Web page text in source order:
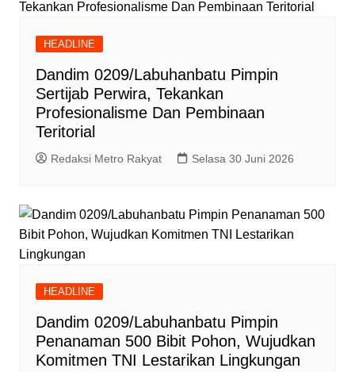
HEADLINE
Dandim 0209/Labuhanbatu Pimpin
Sertijab Perwira, Tekankan
Profesionalisme Dan Pembinaan
Teritorial
Redaksi Metro Rakyat Selasa 30 Juni 2026
HEADLINE
Dandim 0209/Labuhanbatu Pimpin
Penanaman 500 Bibit Pohon, Wujudkan
Komitmen TNI Lestarikan Lingkungan